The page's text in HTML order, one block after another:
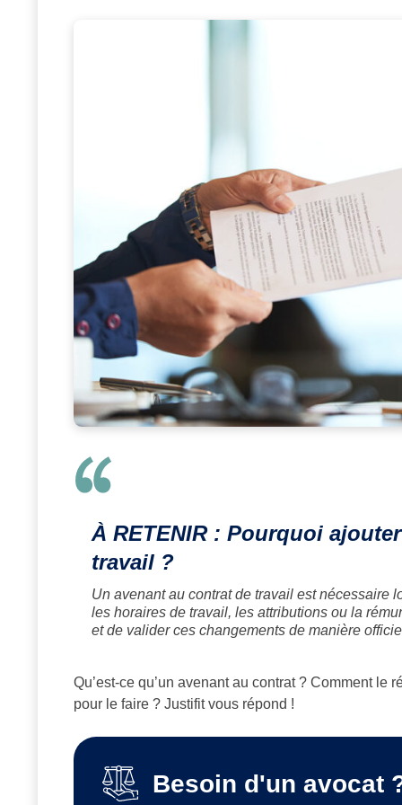
À RETENIR : Pourquoi
travail ?
Un avenant au contrat de travail est nécessaire
les horaires de travail, les attributions ou la
et de valider ces changements de manière
Qu’est-ce qu’un avenant au contrat ? Comment le
pour le faire ? Justifit vous répond !
Besoin d'un avocat